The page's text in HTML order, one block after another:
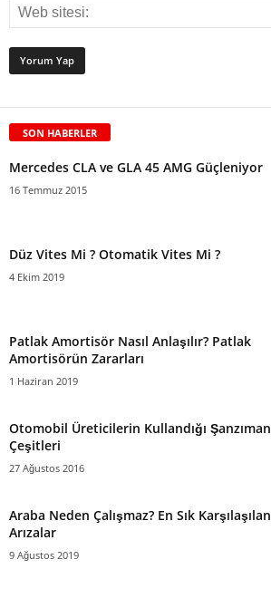
SON HABERLER
Mercedes CLA ve GLA 45 AMG Güçleniyor
16 Temmuz 2015
Düz Vites Mi ? Otomatik Vites Mi ?
4 Ekim 2019
Patlak Amortisör Nasıl Anlaşılır? Patlak
Amortisörün Zararları
1 Haziran 2019
Otomobil Üreticilerin Kullandığı Şanzıman
Çeşitleri
27 Ağustos 2016
Araba Neden Çalışmaz? En Sık Karşılaşılan
Arızalar
9 Ağustos 2019